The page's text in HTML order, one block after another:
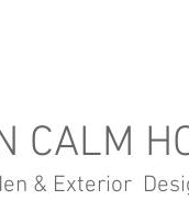
CALM
& Exterior